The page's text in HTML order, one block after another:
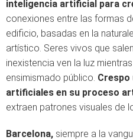
inteligencia artificial para
conexiones entre las formas
edificio, basadas en la
artístico. Seres vivos que
inexistencia ven la luz
ensimismado público. Crespo
artificiales en su proceso
extraen patrones visuales de
Barcelona, siempre a la